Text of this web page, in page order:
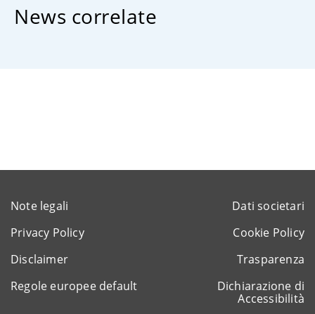
News correlate
Note legali
Dati societari
Privacy Policy
Cookie Policy
Disclaimer
Trasparenza
Regole europee default
Dichiarazione di
Accessibilità